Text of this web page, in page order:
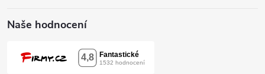
Naše hodnocení